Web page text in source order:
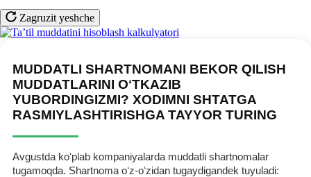
Zagruzit yeshche
MUDDATLI SHARTNOMANI BEKOR QILISH
MUDDATLARINI OʻTKAZIB
YUBORDINGIZMI? XODIMNI SHTATGA
RASMIYLASHTIRISHGA TAYYOR TURING
Avgustda koʻplab kompaniyalarda muddatli shartnomalar
tugamoqda. Shartnoma oʻz-oʻzidan tugaydigandek tuyuladi: